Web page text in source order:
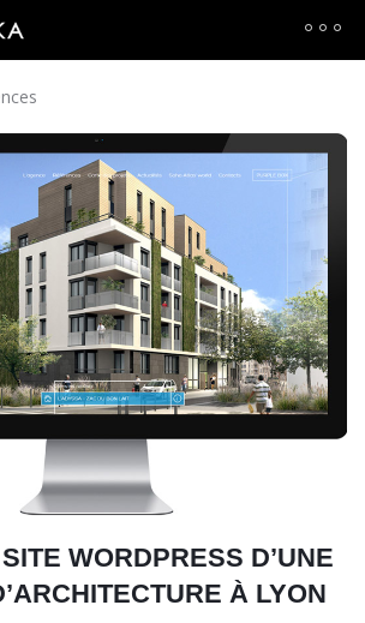
WORDPRESS D’UNE
À LYON